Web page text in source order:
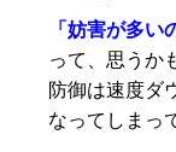
「妨害が多い
って、思うか
防御は速度ダ
なってしまっ